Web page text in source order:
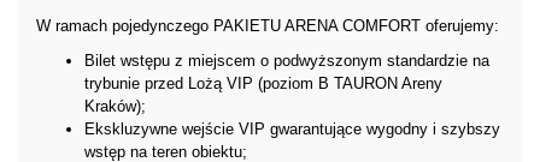
W ramach pojedynczego PAKIETU ARENA COMFORT oferujemy:
Bilet wstępu z miejscem o podwyższonym standardzie na
trybunie przed Lożą VIP (poziom B TAURON Areny
Kraków);
Ekskluzywne wejście VIP gwarantujące wygodny i szybszy
wstęp na teren obiektu;